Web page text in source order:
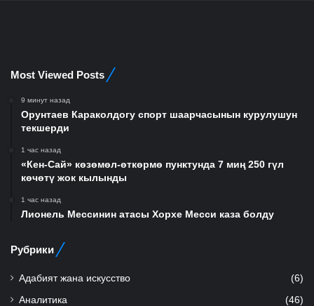
Most Viewed Posts
9 минут назад
Орунтаев Караколдогу спорт шаарчасынын курулушун
текшерди
1 час назад
«Кен-Сай» көзөмөл-өткөрмө пунктунда 7 миң 250 гүл
көчөтү жок кылынды
1 час назад
Лионель Мессинин атасы Хорхе Месси каза болду
Рубрики
Адабият жана искусство (6)
Аналитика (46)